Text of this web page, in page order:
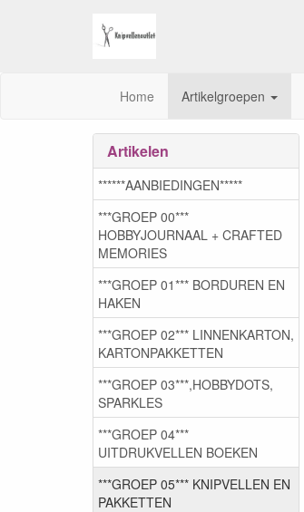
Home Artikelgroepen
Artikelen
******AANBIEDINGEN*****
***GROEP 00***
HOBBYJOURNAAL + CRAFTED
MEMORIES
***GROEP 01*** BORDUREN EN
HAKEN
***GROEP 02*** LINNENKARTON,
KARTONPAKKETTEN
***GROEP 03***,HOBBYDOTS,
SPARKLES
***GROEP 04***
UITDRUKVELLEN BOEKEN
***GROEP 05*** KNIPVELLEN EN
PAKKETTEN